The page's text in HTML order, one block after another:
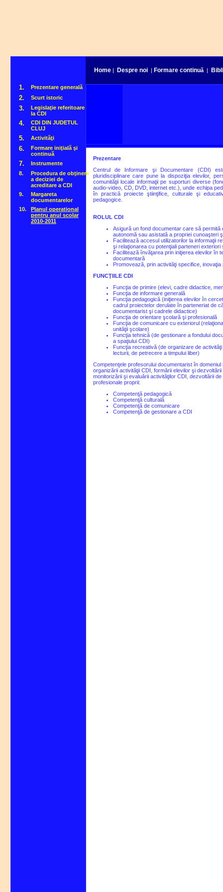
1. Prezentare generală
2. Scurt istoric
3.
Legislaţie referitoare
la CDI
4.
CDI DIN JUDETUL
CLUJ
5. Activităţi
6.
Formare iniţială şi
continuă
7.
Instrumente
8.
Procedura de obţinere
a deciziei de
acreditare a CDI
9.
Margareta
documentarelor
10.
Planul operational
pentru anul scolar
2010-2011
Home| Despre noi| Formare continuă|
Prezentare
Centrul de Informare şi Documentare (CDI)
pluridisciplinare care pune la dispoziţia elevilor,
comunităţii locale informaţii pe suporturi diverse
audio-video, CD, DVD, internet etc.), unde echipa
în practică proiecte ştiinţifice, culturale şi
pedagogice.
ROLUL CDI
Asigură un fond documentar care să permită
autonomă sau asistată a propriei cunoaşteri
Facilitează accesul utilizatorilor la informaţii
şi relaţionarea cu potenţiali parteneri exteriori
Facilitează învăţarea prin iniţierea elevilor în
documentară
Promovează, prin activităţi specifice, inovaţia
FUNCŢIILE CDI
Funcţia de primire (elevi, cadre didactice,
Funcţia de informare generală
Funcţia pedagogică (iniţierea elevilor în
cadrul proiectelor derulate în parteneriat de
documentarist şi cadrele didactice)
Funcţia de orientare şcolară şi profesională
Funcţia de comunicare cu exteriorul
unităţii şcolare)
Funcţia tehnică (de gestionare a fondului
a spaţiului CDI)
Funcţia recreativă (de organizare de
lecturii, de petrecere a timpului liber)
Competenţele profesorului documentarist în domeniul
organizării activităţii CDI, formării elevilor şi
monitorizării şi evaluării activităţilor CDI, dezvoltării
profesionale proprii:
Competenţă pedagogică
Competenţă culturală
Competenţă de comunicare
Competenţă de gestionare a CDI